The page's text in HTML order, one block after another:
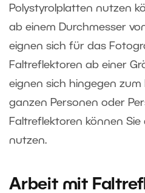
Polystyrolplatten nutzen
ab einem Durchmesser
eignen sich für das
Faltreflektoren ab einer
eignen sich hingegen
ganzen Personen oder
Faltreflektoren können
nutzen.
Arbeit mit